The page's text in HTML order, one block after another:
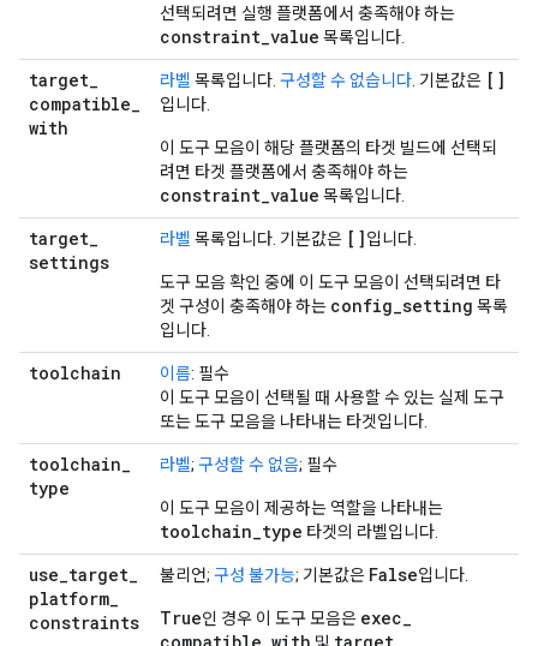
선택되려면 실행 플랫폼에서 충족해야 하는
constraint_value 목록입니다.
target_
compatible_
with
라벨 목록입니다. 구성할 수 없습니다 . 기본값은 []
입니다.
이 도구 모음이 해당 플랫폼의 타겟 빌드에 선택되
려면 타겟 플랫폼에서 충족해야 하는
constraint_value 목록입니다.
target_
settings
라벨 목록입니다. 기본값은 []입니다.
도구 모음 확인 중에 이 도구 모음이 선택되려면 타
겟 구성이 충족해야 하는 config_setting 목록
입니다.
toolchain 이름: 필수
이 도구 모음이 선택될 때 사용할 수 있는 실제 도구
또는 도구 모음을 나타내는 타겟입니다.
toolchain_
type
라벨; 구성할 수 없음; 필수
이 도구 모음이 제공하는 역할을 나타내는
toolchain_type 타겟의 라벨입니다.
use_target_
platform_
constraints
불리언; 구성 불가능; 기본값은 False입니다.
True인 경우 이 도구 모음은 exec_